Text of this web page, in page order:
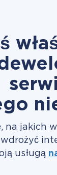
na jakich
wdrożyć
usługą